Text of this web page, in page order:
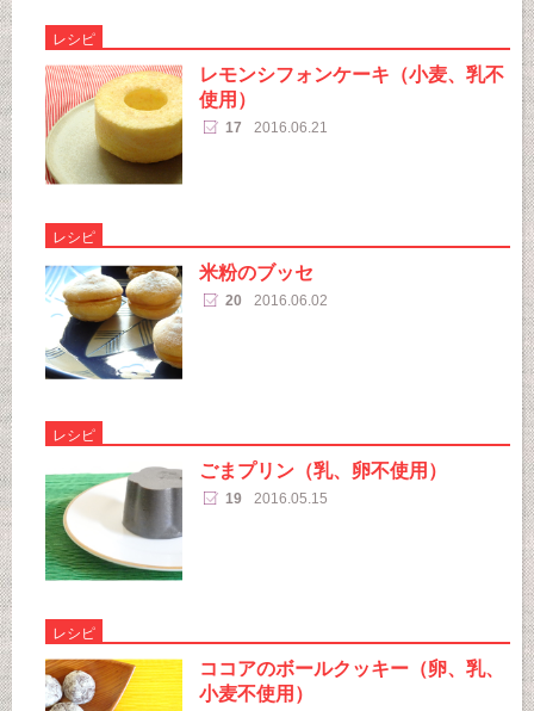
レシピ
レモンシフォンケーキ（小麦、乳不
使用）
17 2016.06.21
レシピ
米粉のブッセ
20 2016.06.02
レシピ
ごまプリン（乳、卵不使用）
19 2016.05.15
レシピ
ココアのボールクッキー（卵、乳、
小麦不使用）